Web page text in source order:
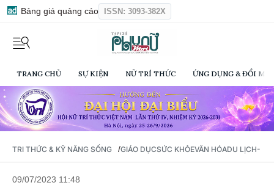
Bảng giá quảng cáo ISSN: 3093-382X
TRANG CHỦ SỰ KIỆN NỮ TRÍ THỨC ỨNG DỤNG & ĐỔI
TRI THỨC & KỸ NĂNG SỐNG /GIÁO DỤCSỨC KHỎEVĂN HÓADU LỊCH-
09/07/2023 11:48